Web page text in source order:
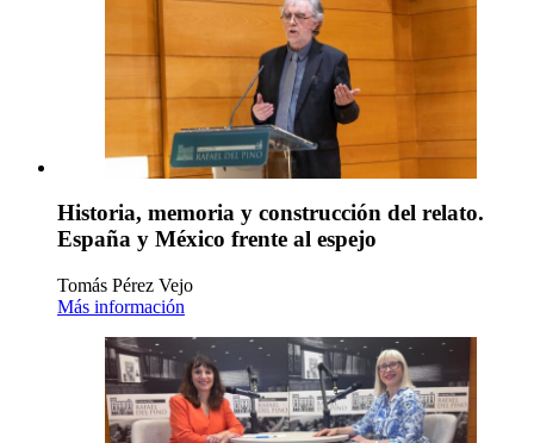
Historia, memoria y construcción del relato.
España y México frente al espejo
Tomás Pérez Vejo
Más información